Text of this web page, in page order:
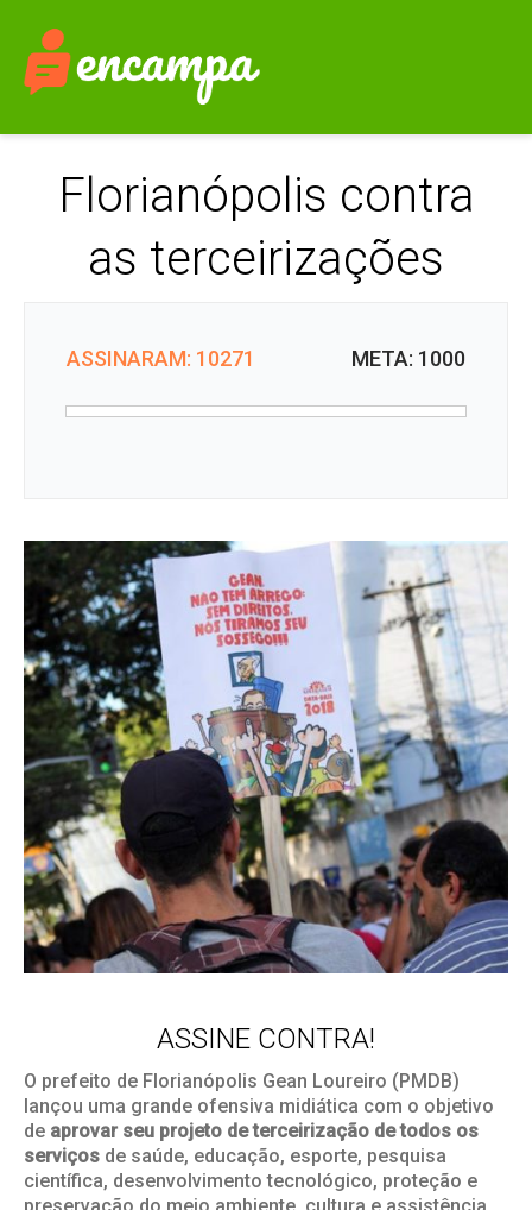
Florianópolis contra
as terceirizações
ASSINARAM: 10271 META: 1000
ASSINE CONTRA!
O prefeito de Florianópolis Gean Loureiro (PMDB)
lançou uma grande ofensiva midiática com o objetivo
de aprovar seu projeto de terceirização de todos os
serviços de saúde, educação, esporte, pesquisa
científica, desenvolvimento tecnológico, proteção e